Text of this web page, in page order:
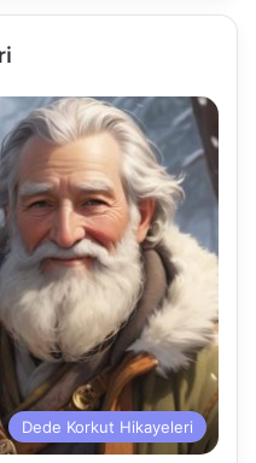
Dede Korkut Hikayeleri